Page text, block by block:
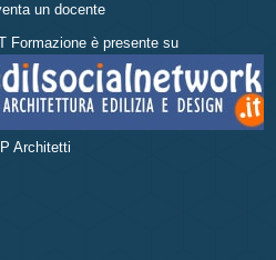
un docente
Formazione è presente su
Architetti